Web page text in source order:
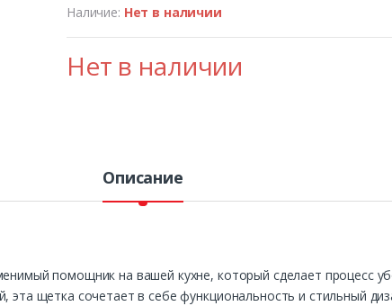
Наличие: Нет в наличии
Нет в наличии
Описание
помощник на вашей кухне, который сделает процесс
эта щетка сочетает в себе функциональность и стильный